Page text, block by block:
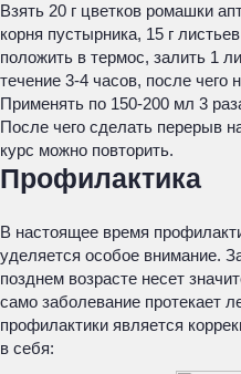
Взять 20 г цветков ромашки
корня пустырника, 15 г
положить в термос, залить 1
течение 3-4 часов, после чего
Применять по 150-200 мл 3
После чего сделать перерыв
курс можно повторить.
Профилактика
В настоящее время
уделяется особое внимание.
позднем возрасте несет
само заболевание протекает
профилактики является
в себя: